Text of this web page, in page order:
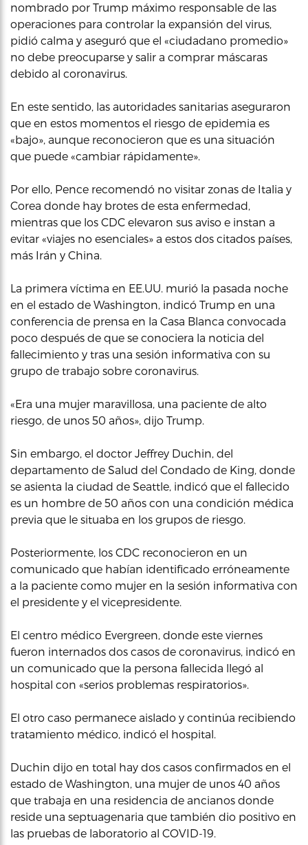
nombrado por Trump máximo responsable de las
operaciones para controlar la expansión del virus,
pidió calma y aseguró que el «ciudadano promedio»
no debe preocuparse y salir a comprar máscaras
debido al coronavirus.
En este sentido, las autoridades sanitarias aseguraron
que en estos momentos el riesgo de epidemia es
«bajo», aunque reconocieron que es una situación
que puede «cambiar rápidamente».
Por ello, Pence recomendó no visitar zonas de Italia y
Corea donde hay brotes de esta enfermedad,
mientras que los CDC elevaron sus aviso e instan a
evitar «viajes no esenciales» a estos dos citados países,
más Irán y China.
La primera víctima en EE.UU. murió la pasada noche
en el estado de Washington, indicó Trump en una
conferencia de prensa en la Casa Blanca convocada
poco después de que se conociera la noticia del
fallecimiento y tras una sesión informativa con su
grupo de trabajo sobre coronavirus.
«Era una mujer maravillosa, una paciente de alto
riesgo, de unos 50 años», dijo Trump.
Sin embargo, el doctor Jeffrey Duchin, del
departamento de Salud del Condado de King, donde
se asienta la ciudad de Seattle, indicó que el fallecido
es un hombre de 50 años con una condición médica
previa que le situaba en los grupos de riesgo.
Posteriormente, los CDC reconocieron en un
comunicado que habían identificado erróneamente
a la paciente como mujer en la sesión informativa con
el presidente y el vicepresidente.
El centro médico Evergreen, donde este viernes
fueron internados dos casos de coronavirus, indicó en
un comunicado que la persona fallecida llegó al
hospital con «serios problemas respiratorios».
El otro caso permanece aislado y continúa recibiendo
tratamiento médico, indicó el hospital.
Duchin dijo en total hay dos casos confirmados en el
estado de Washington, una mujer de unos 40 años
que trabaja en una residencia de ancianos donde
reside una septuagenaria que también dio positivo en
las pruebas de laboratorio al COVID-19.